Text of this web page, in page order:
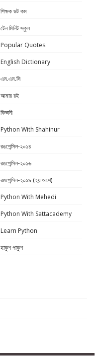
শিক্ষক ডট কম
টেন মিনিট স্কুল
Popular Quotes
English Dictionary
এম.এম.সি
আমার রই
বিজ্ঞানী
Python With Shahinur
রঙপেন্সিল-২০১৪
রঙপেন্সিল-২০১৬
রঙপেন্সিল-২০১৯ (২য় অংশ)
Python With Mehedi
Python With Sattacademy
Learn Python
হাকুশ পাকুশ